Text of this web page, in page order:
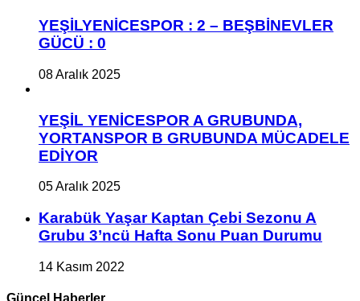
YEŞİLYENİCESPOR : 2 – BEŞBİNEVLER
GÜCÜ : 0
08 Aralık 2025
YEŞİL YENİCESPOR A GRUBUNDA,
YORTANSPOR B GRUBUNDA MÜCADELE
EDİYOR
05 Aralık 2025
Karabük Yaşar Kaptan Çebi Sezonu A
Grubu 3’ncü Hafta Sonu Puan Durumu
14 Kasım 2022
Güncel Haberler